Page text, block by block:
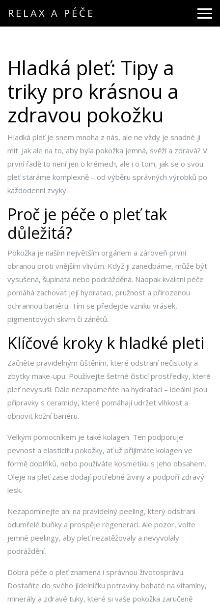
RELAX A PÉČE
Hladká pleť: Tipy a
triky pro krásnou a
zdravou pokožku
Hladká pleť je snem mnoha z nás, ale ne vždy je snadné ji
mít. Jak ale na to, aby byla pokožka jemná, svěží a zdravá? V
první řadě to není jen o krémech, ale i o tom, jak se o svou
pleť staráme komplexně – od výběru správných výrobků po
každodenní zvyky.
Proč je péče o pleť tak
důležitá?
Pokožka je naším největším orgánem a zároveň první
obranou proti vnějším vlivům. Když ji zanedbáme, může být
vysušená, šupinatá nebo podrážděná. Naopak kvalitní péče
pomáhá zachovat její hydrataci, pružnost a přirozenou
ochrannou bariéru. Tím se předejde vzniku vrásek,
pigmentových skvrn či zánětů.
Klíčové kroky k hladké pleti
Začněte pravidelným čištěním, které odstraní nečistoty a
zbytky make-upu. Používejte šetrné čisticí prostředky, které
pleť nevysuší. Dále nezapomeňte na hydrataci – ideální jsou
přípravky s ceramidy, které pomáhají udržet vlhkost a
obnovit kožní bariéru.
Velkým pomocníkem je také kolagen. Ten podporuje
pevnost a elasticitu pokožky, ať už přijímáte kolagen ve
formě doplňků, nebo používáte kosmetiku s jeho obsahem.
Oleje na pleť zase dodají potřebné živiny a podpoří zdravý
lesk.
Nezapomínejte ani na pravidelný peeling, který odstraní
odumřelé buňky a prospěje regeneraci. Ale pozor, volte
jemné peelingy, aby pleť nezatěžovaly a nevyvolaly
podráždění.
Dobrá péče o pleť znamená i správnou životosprávu.
Dostaňte do svého jídelníčku potraviny bohaté na vitamíny,
minerály a zdravé tuky, které si vaše pokožka zaručeně